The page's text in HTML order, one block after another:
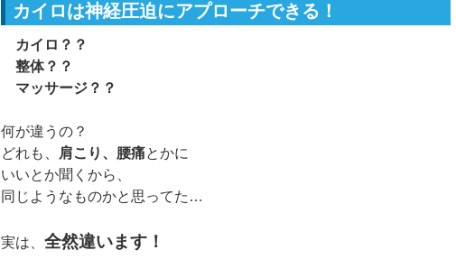
カイロは神経圧迫にアプローチできる！
カイロ？？
整体？？
マッサージ？？
何が違うの？
どれも、
肩こり、腰痛とかに
いいとか聞くから、
同じようなものかと思ってた…
実は、 全然違います！